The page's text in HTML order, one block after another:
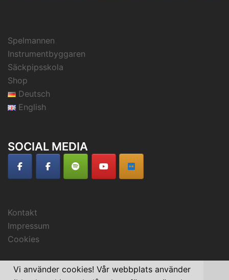
Spelmannen
Instrumentbyggaren
Säckpipsskola
Shop
Deutsch
English
SOCIAL MEDIA
Kontakt
Impressum
Cookies
Vi använder cookies! Vår webbplats använder